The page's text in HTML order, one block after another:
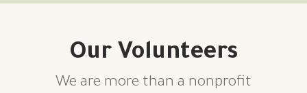
Our Volunteers
We are more than a nonprofit